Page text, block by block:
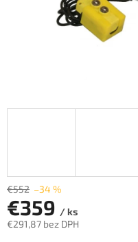
€552 –34 %
€359 / ks
€291,87 bez DPH